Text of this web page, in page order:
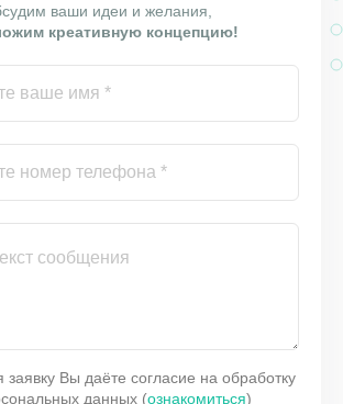
ваши идеи и желания,
креативную концепцию!
заявку Вы даёте согласие на обработку
данных (ознакомиться)